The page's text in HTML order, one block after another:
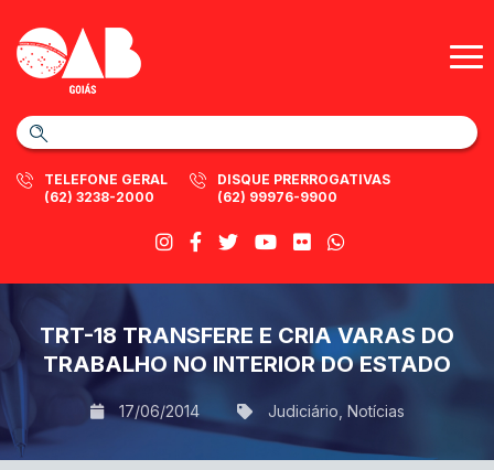
TELEFONE GERAL
(62) 3238-2000
DISQUE PRERROGATIVAS
(62) 99976-9900
TRT-18 TRANSFERE E CRIA VARAS DO
TRABALHO NO INTERIOR DO ESTADO
17/06/2014 Judiciário Notícias